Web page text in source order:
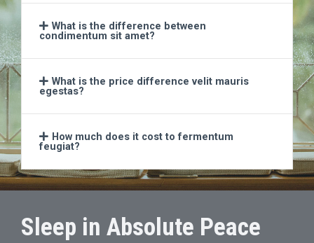
What is the difference between
condimentum sit amet?​
What is the price difference velit mauris
egestas?​
How much does it cost to fermentum
feugiat?​
Sleep in Absolute Peace